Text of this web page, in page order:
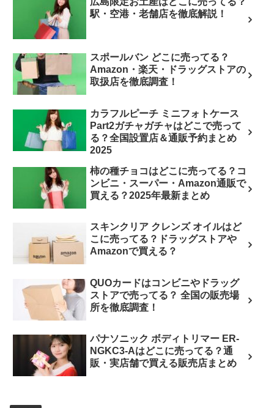
駅・空港・老舗店を徹底解説！
スポールバン どこに売ってる？
Amazon・楽天・ドラッグストアの
取扱店を徹底調査！
カラフルピーチ ミニフォトケース
Part2ガチャガチャはどこで売って
る？全国設置店＆通販予約まとめ
2025
柿の種チョコはどこに売ってる？コ
ンビニ・スーパー・Amazon通販で
買える？2025年最新まとめ
スキンクリア クレンズ オイルはど
こに売ってる？ドラッグストアや
Amazonで買える？
QUOカードはコンビニやドラッグ
ストアで売ってる？ 全国の販売場
所を徹底調査！
パナソニック ボディトリマー ER-
NGKC3-Aはどこに売ってる？通
販・実店舗で買える販売店まとめ